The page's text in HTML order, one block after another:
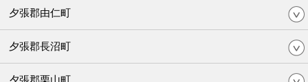
夕張郡由仁町
夕張郡長沼町